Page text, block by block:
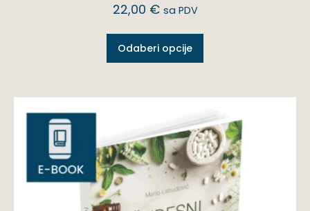
22,00 € sa PDV
Odaberi opcije